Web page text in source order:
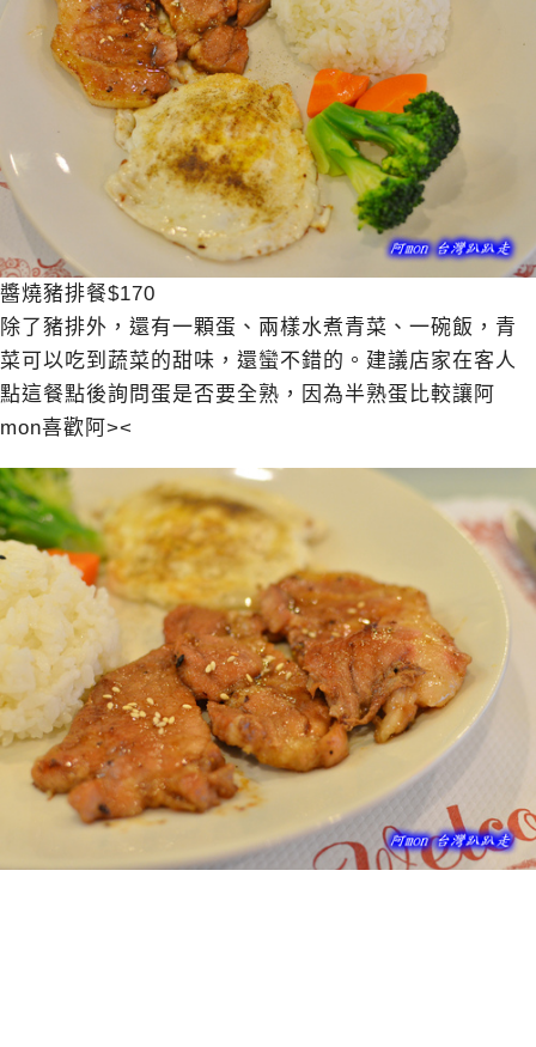
醬燒豬排餐$170
除了豬排外，還有一顆蛋、兩樣水煮青菜、一碗飯，青
菜可以吃到蔬菜的甜味，還蠻不錯的。建議店家在客人
點這餐點後詢問蛋是否要全熟，因為半熟蛋比較讓阿
mon喜歡阿><